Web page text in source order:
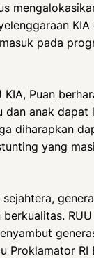
KIA
pada
KIA, Puan
dan anak dapat
diharapkan
yang
RUU
Proklamator RI